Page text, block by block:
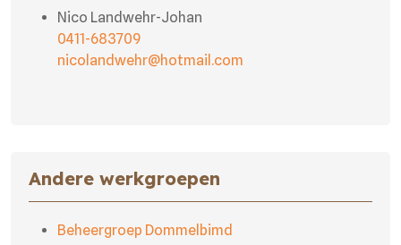
Nico Landwehr-Johan
0411-683709
nicolandwehr@hotmail.com
Andere werkgroepen
Beheergroep Dommelbimd